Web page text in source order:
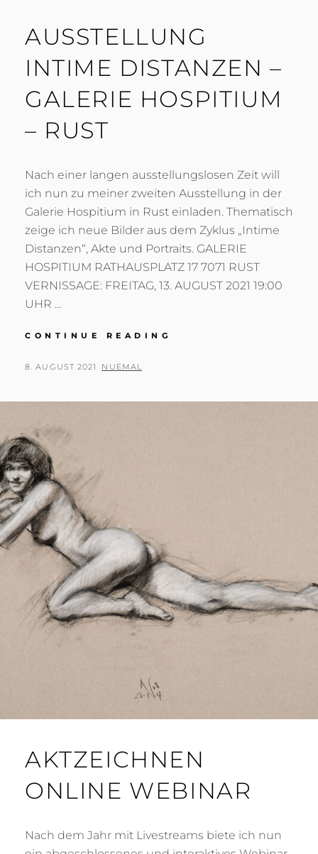
AUSSTELLUNG
INTIME DISTANZEN –
GALERIE HOSPITIUM
– RUST
Nach einer langen ausstellungslosen Zeit will
ich nun zu meiner zweiten Ausstellung in der
Galerie Hospitium in Rust einladen. Thematisch
zeige ich neue Bilder aus dem Zyklus „Intime
Distanzen“, Akte und Portraits. GALERIE
HOSPITIUM RATHAUSPLATZ 17 7071 RUST
VERNISSAGE: FREITAG, 13. AUGUST 2021 19:00
UHR …
CONTINUE READING
POSTED
8. AUGUST 2021 BY
NUEMAL
AKTZEICHNEN
ONLINE WEBINAR
Nach dem Jahr mit Livestreams biete ich nun